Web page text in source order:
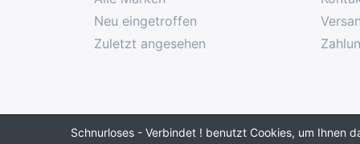
Neu eingetroffen
Zuletzt angesehen
Schnurloses - Verbindet ! benutzt Cookies, um Ihnen